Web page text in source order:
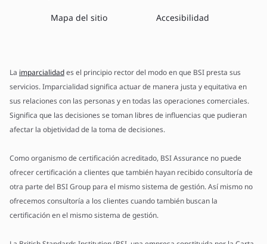
Mapa del sitio Accesibilidad
La imparcialidades el principio rector del modo en que BSI presta sus
servicios. Imparcialidad significa actuar de manera justa y equitativa en
sus relaciones con las personas y en todas las operaciones comerciales.
Significa que las decisiones se toman libres de influencias que pudieran
afectar la objetividad de la toma de decisiones.
Como organismo de certificación acreditado, BSI Assurance no puede
ofrecer certificación a clientes que también hayan recibido consultoría de
otra parte del BSI Group para el mismo sistema de gestión. Así mismo no
ofrecemos consultoría a los clientes cuando también buscan la
certificación en el mismo sistema de gestión.